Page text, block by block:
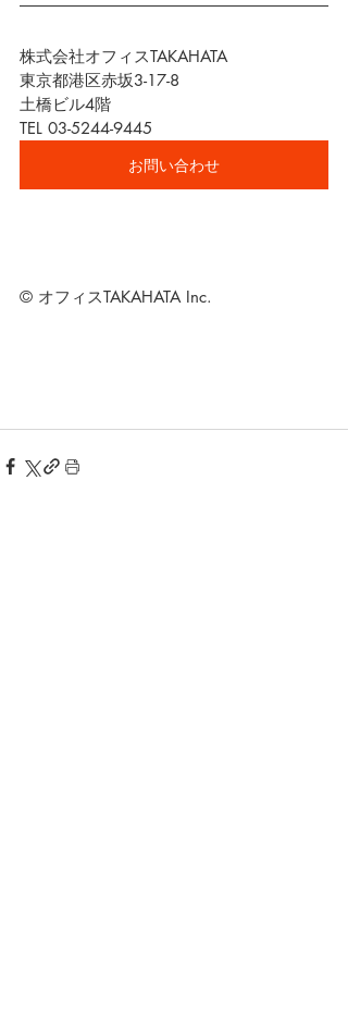
株式会社オフィスTAKAHATA
東京都港区赤坂3-17-8
土橋ビル4階
TEL 03-5244-9445
お問い合わせ
© オフィスTAKAHATA Inc.